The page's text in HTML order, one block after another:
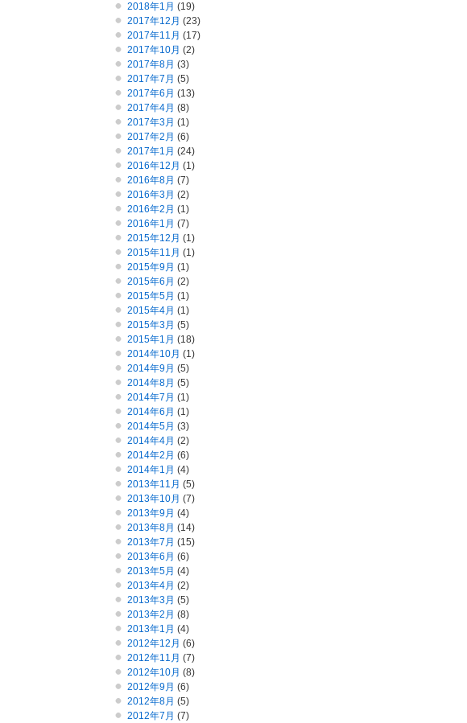
2018年1月 (19)
2017年12月 (23)
2017年11月 (17)
2017年10月 (2)
2017年8月 (3)
2017年7月 (5)
2017年6月 (13)
2017年4月 (8)
2017年3月 (1)
2017年2月 (6)
2017年1月 (24)
2016年12月 (1)
2016年8月 (7)
2016年3月 (2)
2016年2月 (1)
2016年1月 (7)
2015年12月 (1)
2015年11月 (1)
2015年9月 (1)
2015年6月 (2)
2015年5月 (1)
2015年4月 (1)
2015年3月 (5)
2015年1月 (18)
2014年10月 (1)
2014年9月 (5)
2014年8月 (5)
2014年7月 (1)
2014年6月 (1)
2014年5月 (3)
2014年4月 (2)
2014年2月 (6)
2014年1月 (4)
2013年11月 (5)
2013年10月 (7)
2013年9月 (4)
2013年8月 (14)
2013年7月 (15)
2013年6月 (6)
2013年5月 (4)
2013年4月 (2)
2013年3月 (5)
2013年2月 (8)
2013年1月 (4)
2012年12月 (6)
2012年11月 (7)
2012年10月 (8)
2012年9月 (6)
2012年8月 (5)
2012年7月 (7)